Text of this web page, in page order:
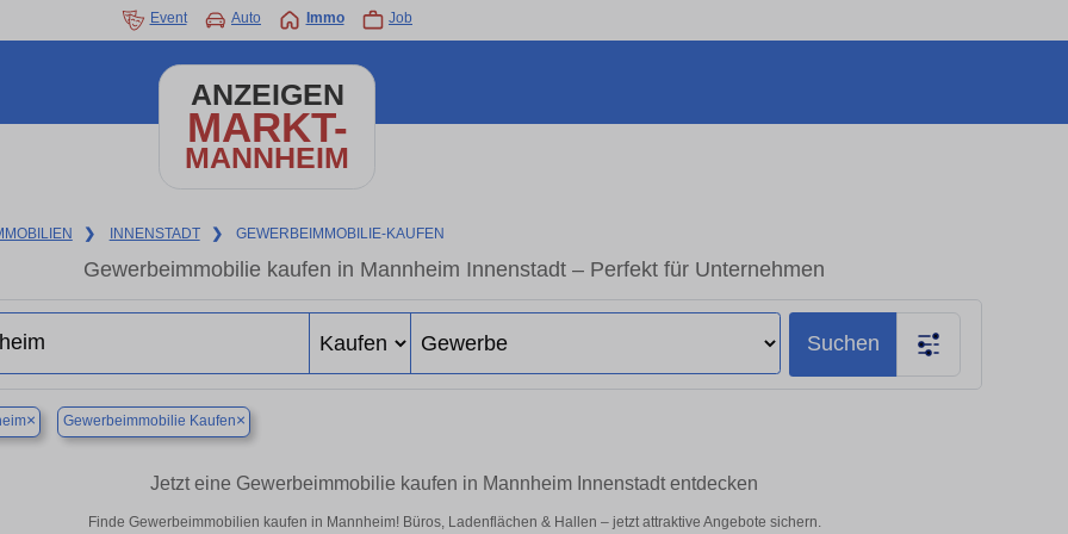
Event Auto Immo Job
ANZEIGEN
MARKT-
MANNHEIM
❯ INNENSTADT ❯ GEWERBEIMMOBILIE-KAUFEN
Gewerbeimmobilie kaufen in Mannheim Innenstadt – Perfekt für Unternehmen
Suchen
× Gewerbeimmobilie Kaufen×
Jetzt eine Gewerbeimmobilie kaufen in Mannheim Innenstadt entdecken
Finde Gewerbeimmobilien kaufen in Mannheim! Büros, Ladenflächen & Hallen – jetzt attraktive Angebote sichern.